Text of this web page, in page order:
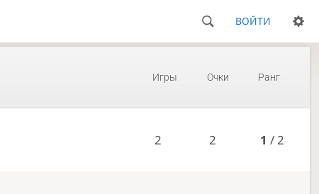
ВОЙТИ
Игры Очки Ранг
2 2 1 / 2